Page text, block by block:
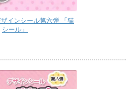
ザインシール第六弾 「猫
シール」